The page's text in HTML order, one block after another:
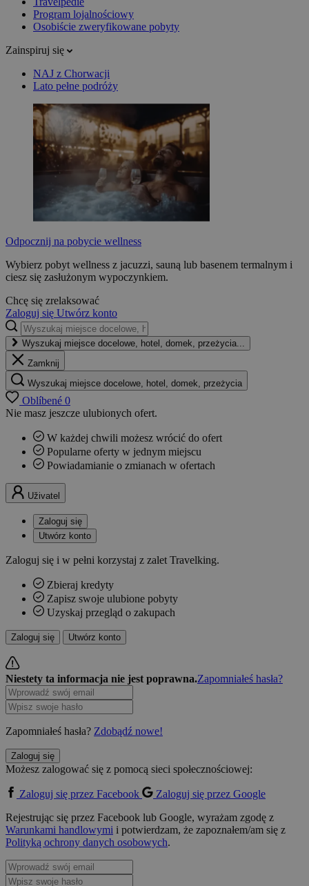
Program lojalnościowy
Osobiście zweryfikowane pobyty
Zainspiruj się
NAJ z Chorwacji
Lato pełne podróży
Odpocznij na pobycie wellness
Wybierz pobyt wellness z jacuzzi, sauną lub basenem termalnym i
ciesz się zasłużonym wypoczynkiem.
Chcę się zrelaksować
Zaloguj się Utwórz konto
Wyszukaj miejsce docelowe, hotel, domek, przeżycia...
Zamknij
Wyszukaj miejsce docelowe, hotel, domek, przeżycia
Oblíbené 0
Nie masz jeszcze ulubionych ofert.
W każdej chwili możesz wrócić do ofert
Popularne oferty w jednym miejscu
Powiadamianie o zmianach w ofertach
Uživatel
Zaloguj się
Utwórz konto
Zaloguj się i w pełni korzystaj z zalet Travelking.
Zbieraj kredyty
Zapisz swoje ulubione pobyty
Uzyskaj przegląd o zakupach
Zaloguj się Utwórz konto
Niestety ta informacja nie jest poprawna.Zapomniałeś hasła?
Zapomniałeś hasła? Zdobądź nowe!
Zaloguj się
Możesz zalogować się z pomocą sieci społecznościowej:
Zaloguj się przez Facebook
Zaloguj się przez Google
Rejestrując się przez Facebook lub Google, wyrażam zgodę z
Warunkami handlowymi i potwierdzam, że zapoznałem/am się z
Polityką ochrony danych osobowych.